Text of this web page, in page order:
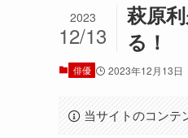
萩原
る！
2023
12/13
俳優 2023年12月13日
当サイトのコンテ